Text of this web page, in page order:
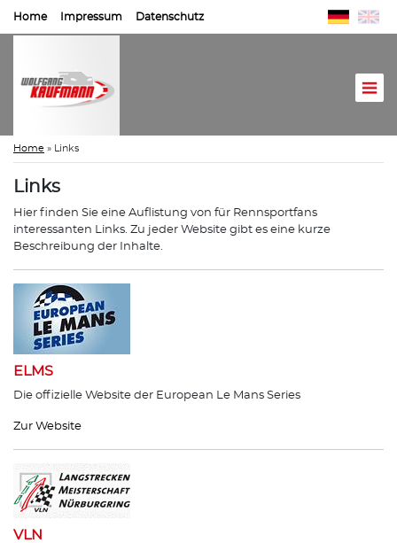
Home Impressum Datenschutz
Home » Links
Links
Hier finden Sie eine Auflistung von für Rennsportfans
interessanten Links. Zu jeder Website gibt es eine kurze
Beschreibung der Inhalte.
ELMS
Die offizielle Website der European Le Mans Series
Zur Website
VLN